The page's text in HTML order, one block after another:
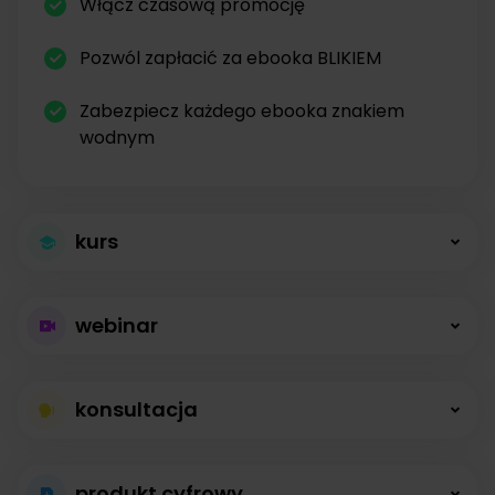
Pozwól zapłacić za ebooka BLIKIEM
Zabezpiecz każdego ebooka znakiem
wodnym
kurs
kursów
Kursy online z modułami, lekcjami, nagraniami i
opisami dostępne od zaraz.
webinar
bez limitów
konsultacja